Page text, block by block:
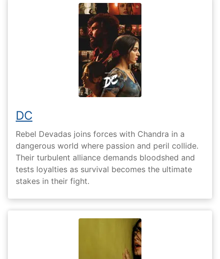
DC
Rebel Devadas joins forces with Chandra in a
dangerous world where passion and peril collide.
Their turbulent alliance demands bloodshed and
tests loyalties as survival becomes the ultimate
stakes in their fight.